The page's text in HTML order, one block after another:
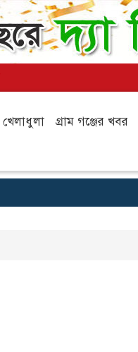
খেলাধুলা গ্রাম গঞ্জের খবর